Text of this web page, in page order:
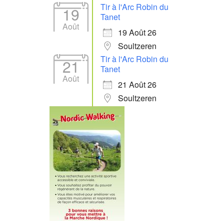
19
Août
Tir à l'Arc Robin du
Tanet
19 Août 26
Soultzeren
21
Août
Tir à l'Arc Robin du
Tanet
21 Août 26
Soultzeren